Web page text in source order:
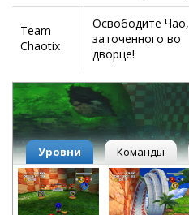
Team
Chaotix
Освободите Чао,
заточенного во
дворце!
Уровни Команды